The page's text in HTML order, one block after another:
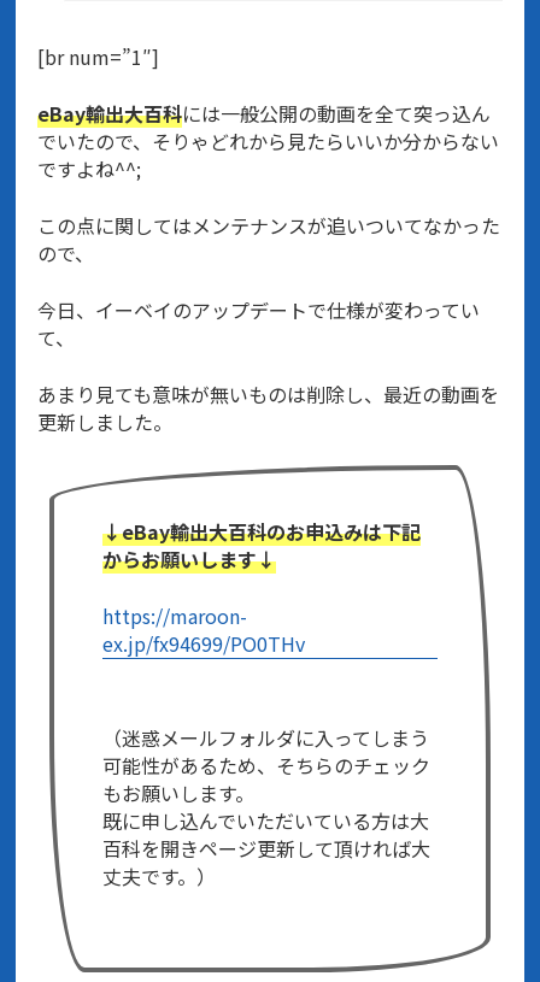
[br num=”1″]
eBay輸出大百科には一般公開の動画を全て突っ込ん
でいたので、そりゃどれから見たらいいか分からない
ですよね^^;
この点に関してはメンテナンスが追いついてなかった
ので、
今日、イーベイのアップデートで仕様が変わってい
て、
あまり見ても意味が無いものは削除し、最近の動画を
更新しました。
↓eBay輸出大百科のお申込みは下記
からお願いします↓
https://maroon-
ex.jp/fx94699/PO0THv
（迷惑メールフォルダに入ってしまう
可能性があるため、そちらのチェック
もお願いします。
既に申し込んでいただいている方は大
百科を開きページ更新して頂ければ大
丈夫です。）